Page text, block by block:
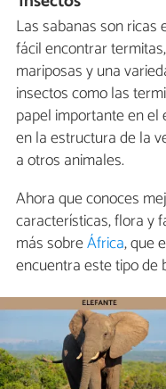
Las sabanas son ricas
fácil encontrar
mariposas y una
insectos como las
papel importante en
en la estructura de la
a otros animales.
Ahora que conoces
características, flora y
más sobreÁfrica, que
encuentra este tipo de